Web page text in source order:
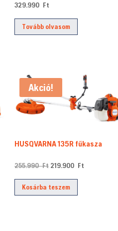
329.990 Ft
Tovább olvasom
Akció!
HUSQVARNA 135R fűkasza
255.990Ft Original
price
was:
219.900 FtCurrent
Kosárba teszem